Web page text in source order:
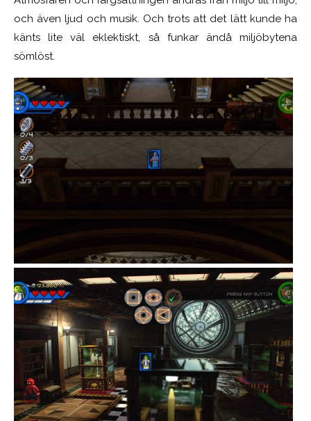
och även ljud och musik. Och trots att det lätt kunde ha
känts lite väl eklektiskt, så funkar ändå miljöbytena
sömlöst.